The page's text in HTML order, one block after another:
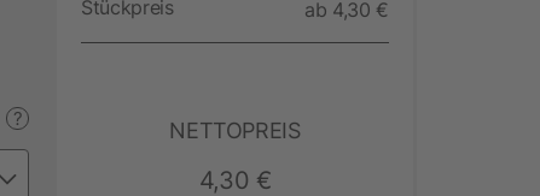
?
Stückpreis ab 4,30 €
NETTOPREIS
4,30 €